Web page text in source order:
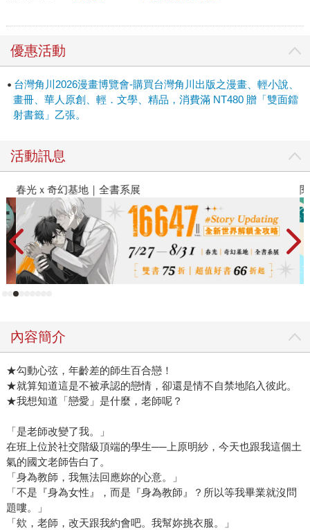
優惠活動
台灣角川2026漫畫博覽會-購買台灣角川出版之漫畫、輕小說、
畫冊、華人原創、輕．文學、精品，消費滿 NT480 贈「雙面鐳
射書籤」乙張。
活動訊息
春光ｘ奇幻基地｜全書系展
內容簡介
★勾動心弦，年齡差的師生百合戀！
★就算知道這是不被承認的戀情，卻還是情不自禁地陷入彼此。
★我想知道「戀愛」是什麼，老師呢？
「是老師改變了我。」
在班上位於社交階級頂端的學生──上原明紗，今天也跟我這個土
氣的國文老師告白了。
「身為教師，我無法回應妳的心意。」
「不是『身為女性』，而是『身為教師』？所以等我畢業就沒問
題嘍。」
「欸，老師，改天跟我約會吧。我幫妳挑衣服。」